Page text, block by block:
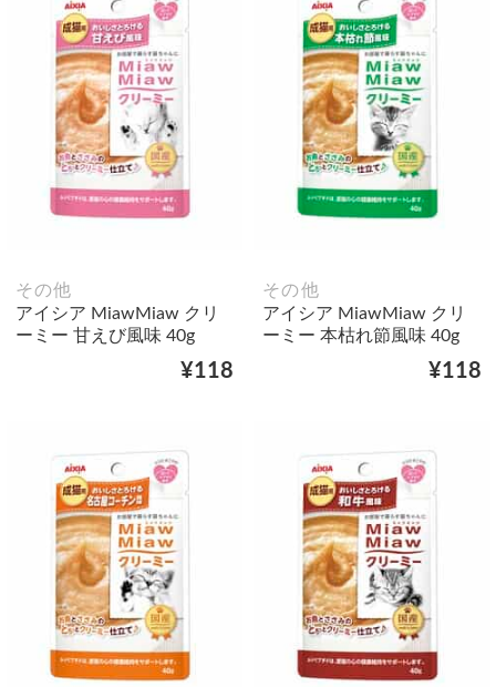
その他
アイシア MiawMiaw クリ
ーミー 甘えび風味 40g
¥118
その他
アイシア MiawMiaw クリ
ーミー 本枯れ節風味 40g
¥118